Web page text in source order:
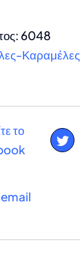
6048
Καραμέλες
το
email